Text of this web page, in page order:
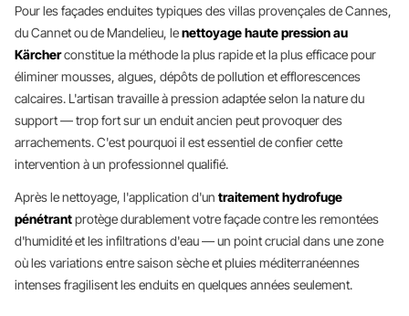
Pour les façades enduites typiques des villas provençales de Cannes,
du Cannet ou de Mandelieu, lenettoyage haute pression au
Kärcherconstitue la méthode la plus rapide et la plus efficace pour
éliminer mousses, algues, dépôts de pollution et efflorescences
calcaires. L'artisan travaille à pression adaptée selon la nature du
support — trop fort sur un enduit ancien peut provoquer des
arrachements. C'est pourquoi il est essentiel de confier cette
intervention à un professionnel qualifié.
Après le nettoyage, l'application d'un traitement hydrofuge
pénétrantprotège durablement votre façade contre les remontées
d'humidité et les infiltrations d'eau — un point crucial dans une zone
où les variations entre saison sèche et pluies méditerranéennes
intenses fragilisent les enduits en quelques années seulement.